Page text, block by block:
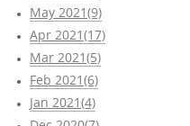
May 2021(9)
Apr 2021(17)
Mar 2021(5)
Feb 2021(6)
Jan 2021(4)